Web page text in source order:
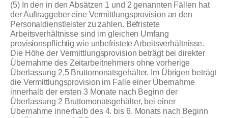
(5) In den in den Absätzen 1 und 2 genannten Fällen hat
der Auftraggeber eine Vermittlungsprovision an den
Personaldienstleister zu zahlen. Befristete
Arbeitsverhältnisse sind im gleichen Umfang
provisionspflichtig wie unbefristete Arbeitsverhältnisse.
Die Höhe der Vermittlungsprovision beträgt bei direkter
Übernahme des Zeitarbeitnehmers ohne vorherige
Überlassung 2,5 Bruttomonatsgehälter. Im Übrigen beträgt
die Vermittlungsprovision im Falle einer Übernahme
innerhalb der ersten 3 Monate nach Beginn der
Überlassung 2 Bruttomonatsgehälter, bei einer
Übernahme innerhalb des 4. bis 6. Monats nach Beginn